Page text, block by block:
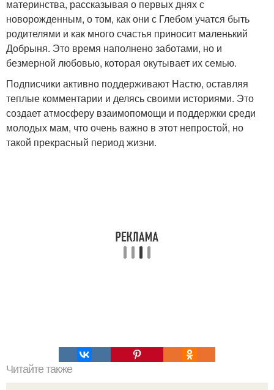
материнства, рассказывая о первых днях с
новорожденным, о том, как они с Глебом учатся быть
родителями и как много счастья приносит маленький
Добрыня. Это время наполнено заботами, но и
безмерной любовью, которая окутывает их семью.
Подписчики активно поддерживают Настю, оставляя
теплые комментарии и делясь своими историями. Это
создает атмосферу взаимопомощи и поддержки среди
молодых мам, что очень важно в этот непростой, но
такой прекрасный период жизни.
Читайте также